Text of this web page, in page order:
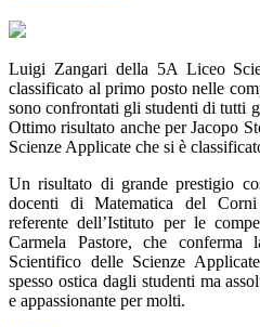
Luigi Zangari della 5A Liceo
classificato al primo posto nelle
sono confrontati gli studenti di tutti
Ottimo risultato anche per Jacopo
Scienze Applicate che si è
Un risultato di grande prestigio
docenti di Matematica del
referente dell’Istituto per le
Carmela Pastore, che conferma
Scientifico delle Scienze
spesso ostica dagli studenti ma
e appassionante per molti.